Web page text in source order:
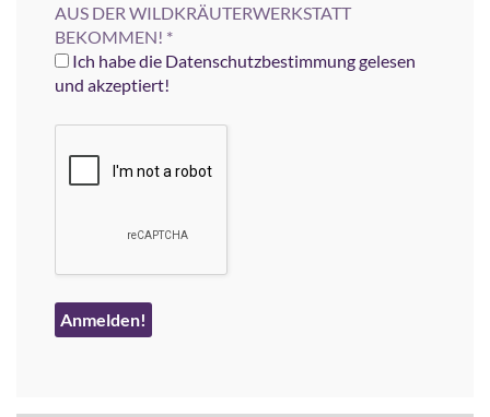
AUS DER WILDKRÄUTERWERKSTATT
BEKOMMEN! *
Ich habe die Datenschutzbestimmung gelesen
und akzeptiert!